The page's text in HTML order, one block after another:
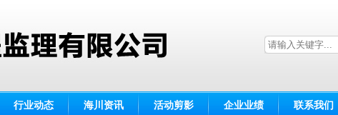
行业动态 海川资讯 活动剪影 企业业绩 联系我们